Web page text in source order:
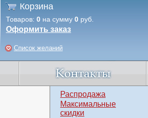
Корзина
Товаров: 0 на сумму 0 руб.
Оформить заказ
Список желаний
Распродажа
Максимальные
скидки